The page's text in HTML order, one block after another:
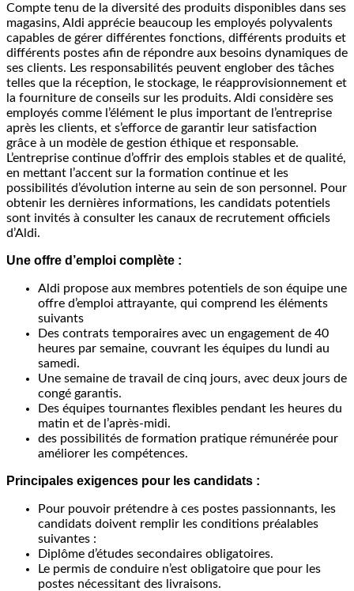
Compte tenu de la diversité des produits disponibles dans ses
magasins, Aldi apprécie beaucoup les employés polyvalents
capables de gérer différentes fonctions, différents produits et
différents postes afin de répondre aux besoins dynamiques de
ses clients. Les responsabilités peuvent englober des tâches
telles que la réception, le stockage, le réapprovisionnement et
la fourniture de conseils sur les produits. Aldi considère ses
employés comme l’élément le plus important de l’entreprise
après les clients, et s’efforce de garantir leur satisfaction
grâce à un modèle de gestion éthique et responsable.
L’entreprise continue d’offrir des emplois stables et de qualité,
en mettant l’accent sur la formation continue et les
possibilités d’évolution interne au sein de son personnel. Pour
obtenir les dernières informations, les candidats potentiels
sont invités à consulter les canaux de recrutement officiels
d’Aldi.
Une offre d’emploi complète :
Aldi propose aux membres potentiels de son équipe une
offre d’emploi attrayante, qui comprend les éléments
suivants
Des contrats temporaires avec un engagement de 40
heures par semaine, couvrant les équipes du lundi au
samedi.
Une semaine de travail de cinq jours, avec deux jours de
congé garantis.
Des équipes tournantes flexibles pendant les heures du
matin et de l’après-midi.
des possibilités de formation pratique rémunérée pour
améliorer les compétences.
Principales exigences pour les candidats :
Pour pouvoir prétendre à ces postes passionnants, les
candidats doivent remplir les conditions préalables
suivantes :
Diplôme d’études secondaires obligatoires.
Le permis de conduire n’est obligatoire que pour les
postes nécessitant des livraisons.